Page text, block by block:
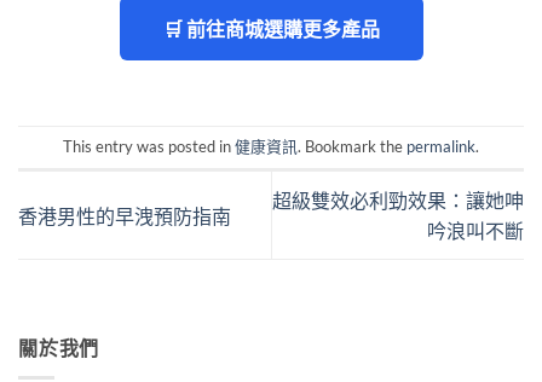
🛒 前往商城選購更多產品
This entry was posted in健康資訊. Bookmark the permalink.
香港男性的早洩預防指南
超級雙效必利勁效果：讓她呻
吟浪叫不斷
關於我們